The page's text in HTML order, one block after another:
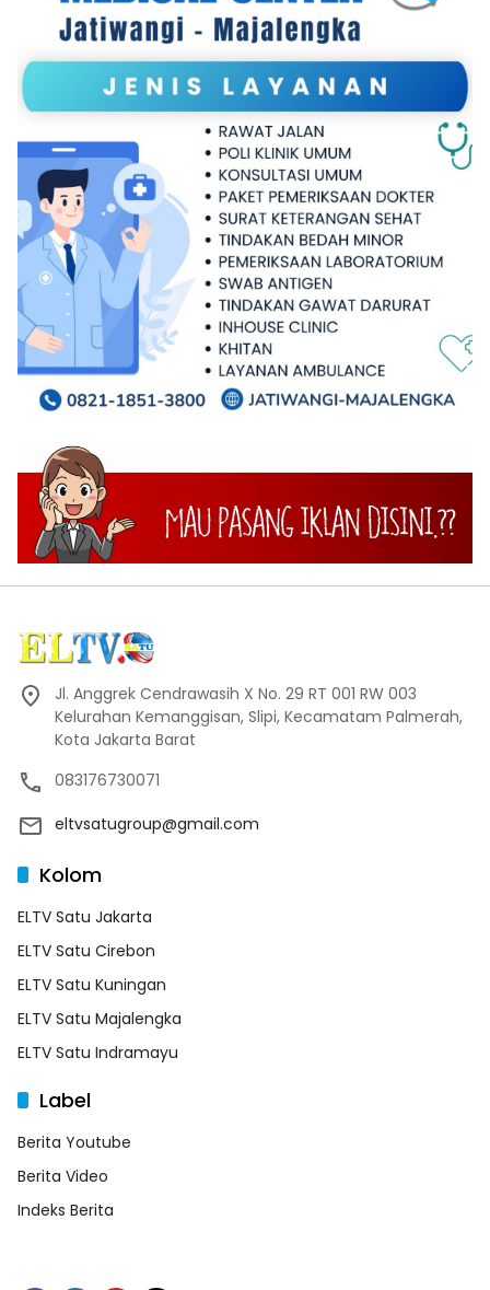
Jl. Anggrek Cendrawasih X No. 29 RT 001 RW 003
Kelurahan Kemanggisan, Slipi, Kecamatam Palmerah,
Kota Jakarta Barat
083176730071
eltvsatugroup@gmail.com
Kolom
ELTV Satu Jakarta
ELTV Satu Cirebon
ELTV Satu Kuningan
ELTV Satu Majalengka
ELTV Satu Indramayu
Label
Berita Youtube
Berita Video
Indeks Berita